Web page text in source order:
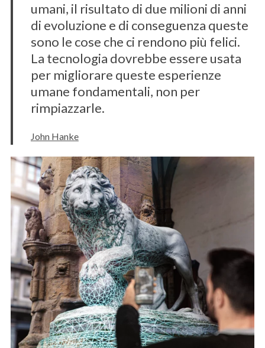
umani, il risultato di due milioni di anni
di evoluzione e di conseguenza queste
sono le cose che ci rendono più felici.
La tecnologia dovrebbe essere usata
per migliorare queste esperienze
umane fondamentali, non per
rimpiazzarle.
John Hanke